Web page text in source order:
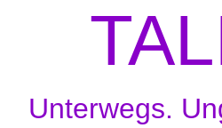
Unterwegs.